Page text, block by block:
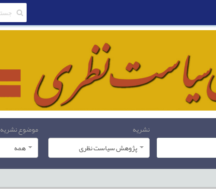
نشریه
پژوهش سیاست نظری
موضوع نشریه
همه